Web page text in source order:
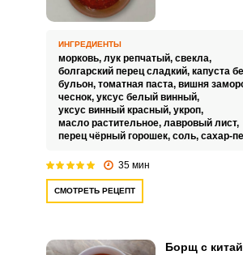
ИНГРЕДИЕНТЫ
морковь, лук репчатый, свекла,
болгарский перец сладкий, капуста
бульон, томатная паста, вишня
чеснок, уксус белый винный,
уксус винный красный, укроп,
масло растительное, лавровый лист,
перец чёрный горошек, соль, сахар-
35 мин
СМОТРЕТЬ РЕЦЕПТ
Борщ с